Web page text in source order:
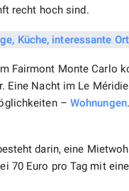
recht hoch sind.
Fairmont Monte Carlo
Eine Nacht im Le
– Wohnungen
darin, eine
70 Euro pro Tag mit